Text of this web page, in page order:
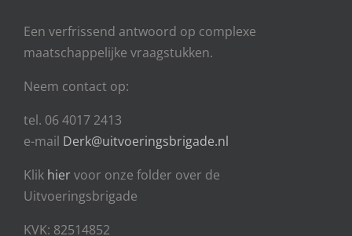
Een verfrissend antwoord op complexe
maatschappelijke vraagstukken.
Neem contact op:
tel. 06 4017 2413
e-mail Derk@uitvoeringsbrigade.nl
Klik hiervoor onze folder over de
Uitvoeringsbrigade
KVK: 82514852